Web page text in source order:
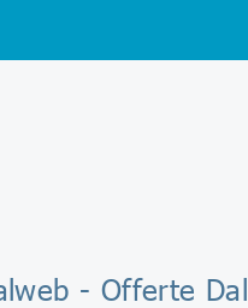
- Offerte Dal